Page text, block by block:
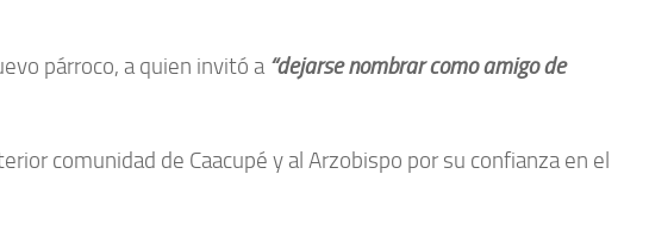
párroco, a quien invitó a “dejarse nombrar como amigo de
comunidad de Caacupé y al Arzobispo por su confianza en el